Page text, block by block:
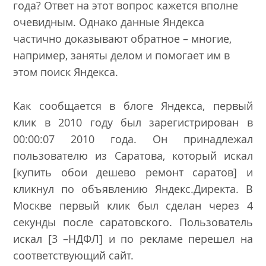
года? Ответ на этот вопрос кажется вполне
очевидным. Однако данные Яндекса
частично доказывают обратное – многие,
например, заняты делом и помогает им в
этом поиск Яндекса.
Как сообщается в блоге Яндекса, первый
клик в 2010 году был зарегистрирован в
00:00:07 2010 года. Он принадлежал
пользователю из Саратова, который искал
[купить обои дешево ремонт саратов] и
кликнул по объявлению Яндекс.Директа. В
Москве первый клик был сделан через 4
секунды после саратовского. Пользователь
искал [3 –НДФЛ] и по рекламе перешел на
соответствующий сайт.